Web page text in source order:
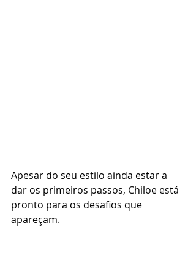
Apesar do seu estilo ainda estar a
dar os primeiros passos, Chiloe está
pronto para os desafios que
apareçam.